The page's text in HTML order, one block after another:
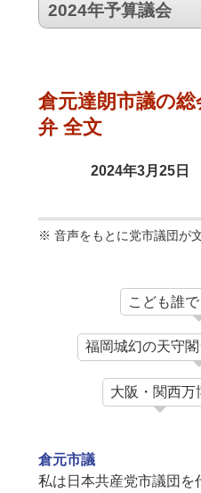
2024年予算議会
倉元達朗市議の
弁 全文
2024年3月25日
音声をもとに党市議団が
こども誰
福岡城幻の天守
大阪・関西万
倉元市議
私は日本共産党市議団を